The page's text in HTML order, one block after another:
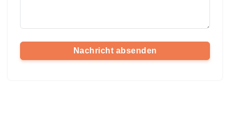
Nachricht absenden